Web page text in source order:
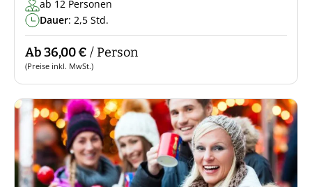
ab 12 Personen
Dauer: 2,5 Std.
Ab 36,00 € / Person
(Preise inkl. MwSt.)